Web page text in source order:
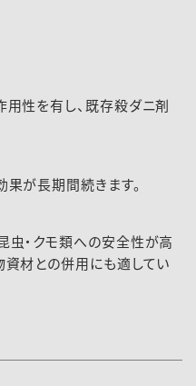
性を有し、既存殺ダニ剤
が長期間続きます。
虫・クモ類への安全性が高
材との併用にも適してい